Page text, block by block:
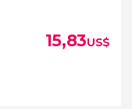
15,83US$